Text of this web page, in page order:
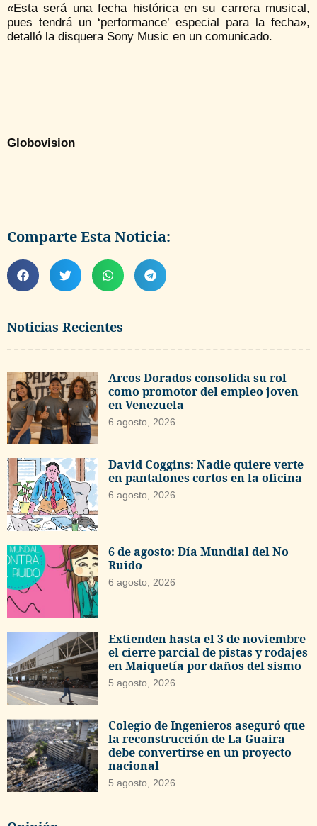
Noticias Recientes
Arcos Dorados consolida su rol
como promotor del empleo joven
en Venezuela
6 agosto, 2026
David Coggins: Nadie quiere verte
en pantalones cortos en la oficina
6 agosto, 2026
6 de agosto: Día Mundial del No
Ruido
6 agosto, 2026
Extienden hasta el 3 de noviembre
el cierre parcial de pistas y rodajes
en Maiquetía por daños del sismo
5 agosto, 2026
Colegio de Ingenieros aseguró que
la reconstrucción de La Guaira
debe convertirse en un proyecto
nacional
5 agosto, 2026
«Esta será una fecha histórica en su carrera musical,
pues tendrá un ‘performance’ especial para la fecha»,
detalló la disquera Sony Music en un comunicado.
Globovision
Comparte Esta Noticia: